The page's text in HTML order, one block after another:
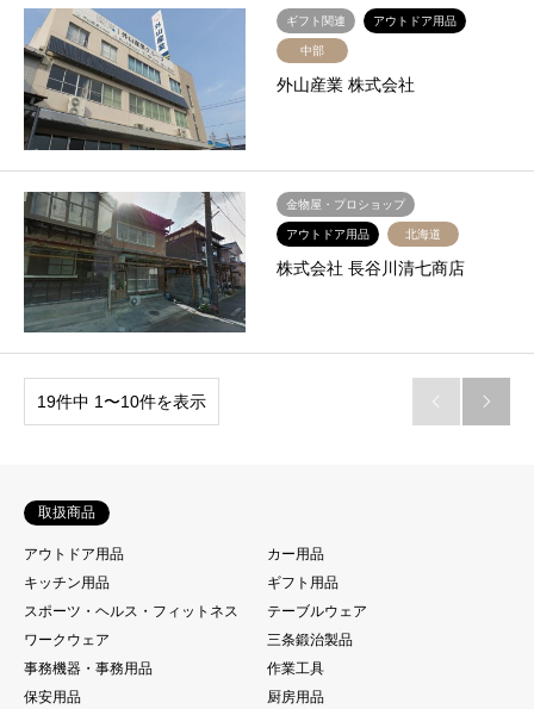
ギフト関連 アウトドア用品
中部
外山産業 株式会社
金物屋・プロショップ
アウトドア用品 北海道
株式会社 長谷川清七商店
19件中 1〜10件を表示  
取扱商品
アウトドア用品
カー用品
キッチン用品
ギフト用品
スポーツ・ヘルス・フィットネス
テーブルウェア
ワークウェア
三条鍛治製品
事務機器・事務用品
作業工具
保安用品
厨房用品